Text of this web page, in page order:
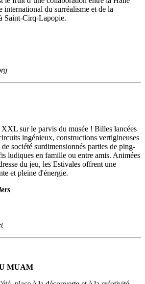
international du surréalisme et de la
Saint-Cirq-Lapopie.
sur le parvis du musée ! Billes lancées
ingénieux, constructions vertigineuses
société surdimensionnés parties de ping-
ludiques en famille ou entre amis. Animées
du jeu, les Estivales offrent une
et pleine d'énergie.
MUAM